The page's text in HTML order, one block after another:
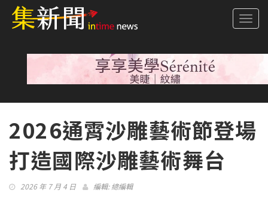
2026通霄沙雕藝術節登場
打造國際沙雕藝術舞台
2026 年 7 月 4 日 編輯:總編輯